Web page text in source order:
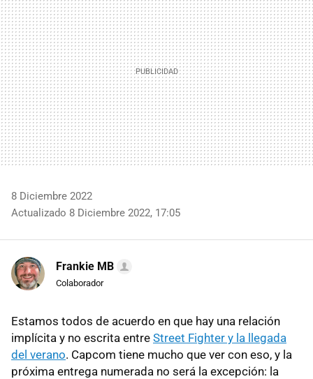
8 Diciembre 2022
Actualizado 8 Diciembre 2022, 17:05
Frankie MB
Colaborador
Estamos todos de acuerdo en que hay una relación
implícita y no escrita entre Street Fighter y la llegada
del verano. Capcom tiene mucho que ver con eso, y la
próxima entrega numerada no será la excepción: la